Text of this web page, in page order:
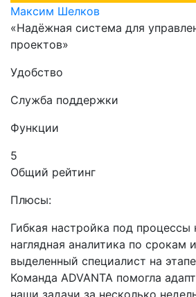
Максим Шелков
«Надёжная система для
проектов»
Удобство
Служба поддержки
Функции
5
Общий рейтинг
Плюсы:
Гибкая настройка под процессы
наглядная аналитика по срокам
выделенный специалист на
Команда ADVANTA помогла